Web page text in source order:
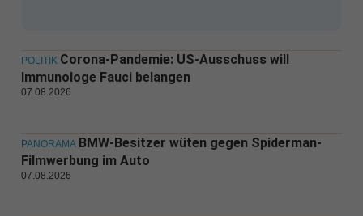
POLITIK Corona-Pandemie: US-Ausschuss will
Immunologe Fauci belangen
07.08.2026
PANORAMA BMW-Besitzer wüten gegen Spiderman-
Filmwerbung im Auto
07.08.2026